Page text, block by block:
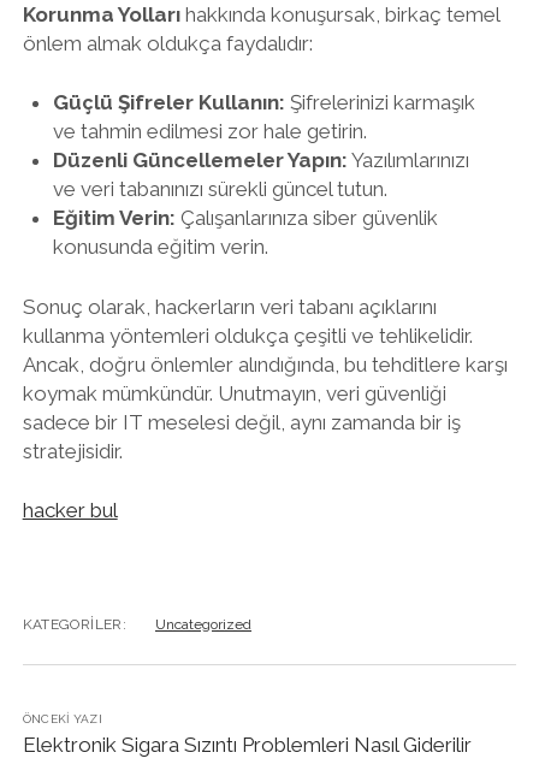
Korunma Yollarıhakkında konuşursak, birkaç temel
önlem almak oldukça faydalıdır:
Güçlü Şifreler Kullanın: Şifrelerinizi karmaşık
ve tahmin edilmesi zor hale getirin.
Düzenli Güncellemeler Yapın: Yazılımlarınızı
ve veri tabanınızı sürekli güncel tutun.
Eğitim Verin: Çalışanlarınıza siber güvenlik
konusunda eğitim verin.
Sonuç olarak, hackerların veri tabanı açıklarını
kullanma yöntemleri oldukça çeşitli ve tehlikelidir.
Ancak, doğru önlemler alındığında, bu tehditlere karşı
koymak mümkündür. Unutmayın, veri güvenliği
sadece bir IT meselesi değil, aynı zamanda bir iş
stratejisidir.
hacker bul
KATEGORILER: Uncategorized
ÖNCEKI YAZI
Elektronik Sigara Sızıntı Problemleri Nasıl Giderilir